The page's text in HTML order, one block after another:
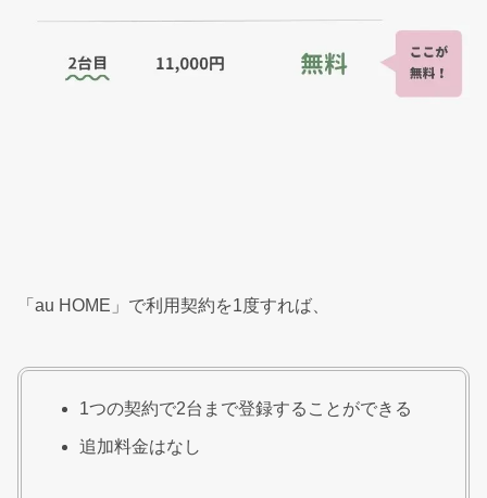
「au HOME」で利用契約を1度すれば、
1つの契約で2台まで登録することができる
追加料金はなし